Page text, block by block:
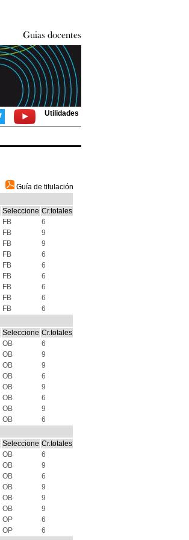
Utilidades
Guía de titulación
Seleccione Cr.totales
FB
6
FB
9
FB
9
FB
6
FB
6
FB
6
FB
6
FB
6
FB
6
Seleccione Cr.totales
OB
6
OB
9
OB
9
OB
6
OB
9
OB
6
OB
9
OB
6
Seleccione Cr.totales
OB
6
OB
9
OB
6
OB
9
OB
9
OB
9
OP
6
OP
6